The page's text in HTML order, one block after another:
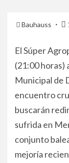
Bauhauss
El Súper
(21:00 horas)
Municipal de
encuentro
buscarán
sufrida en
conjunto
mejoría